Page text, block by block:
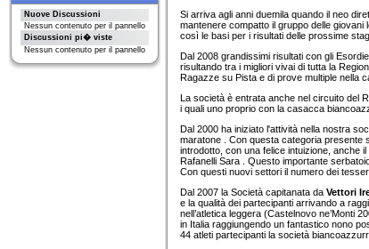
Nuove Discussioni
Nessun contenuto per il pannello
Discussioni pi� viste
Nessun contenuto per il pannello
Si arriva agli anni duemila quando il neo
mantenere compatto il gruppo delle
così le basi per i risultati delle prossime
Dal 2008 grandissimi risultati con gli
risultando tra i migliori vivai di tutta la
Ragazze su Pista e di prove multiple nella
La società è entrata anche nel circuito del
i quali uno proprio con la casacca
Dal 2000 ha iniziato l'attività nella nostra
maratone . Con questa categoria presente
introdotto, con una felice intuizione, anche
Rafanelli Sara . Questo importante
Con questi nuovi settori il numero dei
Dal 2007 la Società capitanata da Vettori
e la qualità dei partecipanti arrivando a
nell’atletica leggera (Castelnovo ne’Monti
in Italia raggiungendo un fantastico nono
44 atleti partecipanti la società